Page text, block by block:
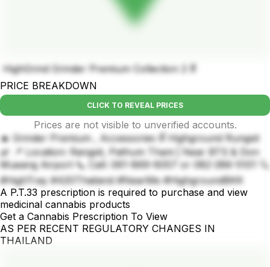
HighGrind Grinder Premium Collection 2 สี
PRICE BREAKDOWN
CLICK TO REVEAL PRICES
Prices are not visible to unverified accounts.
🔥 Grinder Premium , Accessories ที่ Highground Rungsit
🌿 📍 Location: Rangsit, Pathum Thani | Near BTS & Don
Mueang Airport 📞 Call: 061-869-6057 or 082-286-5101 🔍
#HighTray #420Thailand #NearMe #HighgroundBKK
A P.T.33 prescription is required to purchase and view
medicinal cannabis products
Get a Cannabis Prescription To View
AS PER RECENT REGULATORY CHANGES IN
THAILAND